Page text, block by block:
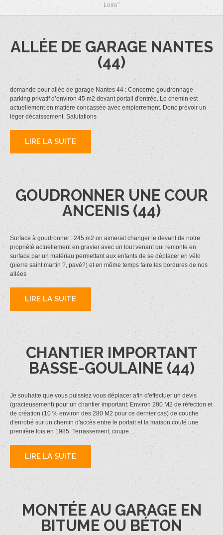
Loire"
ALLÉE DE GARAGE NANTES
(44)
demande pour allée de garage Nantes 44 : Concerne goudronnage
parking privatif d’environ 45 m2 devant portail d'entrée. Le chemin est
actuellement en matière concassée avec empierrement. Donc prévoir un
léger décaissement. Salutations
LIRE LA SUITE
GOUDRONNER UNE COUR
ANCENIS (44)
Surface à goudronner : 245 m2 on aimerait changer le devant de notre
propriété actuellement en gravier avec un tout venant qui remonte en
surface par un matériau permettant aux enfants de se déplacer en vélo
(pierre saint martin ?, pavé?) et en même temps faire les bordures de nos
allées
LIRE LA SUITE
CHANTIER IMPORTANT
BASSE-GOULAINE (44)
Je souhaite que vous puissiez vous déplacer afin d'effectuer un devis
(gracieusement) pour un chantier important: Environ 280 M2 de réfection et
de création (10 % environ des 280 M2 pour ce dernier cas) de couche
d'enrobé sur un chemin d'accès entre le portait et la maison coulé une
première fois en 1985. Terrassement, coupe…
LIRE LA SUITE
MONTÉE AU GARAGE EN
BITUME OU BÉTON